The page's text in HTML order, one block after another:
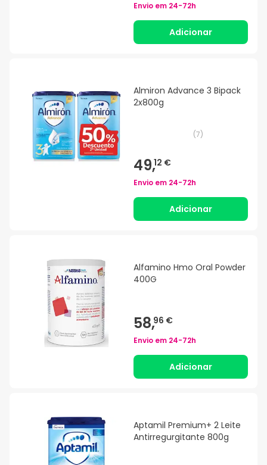
Envio em 24-72h
Adicionar
Almiron Advance 3 Bipack
2x800g
(7)
49,12 €
Envio em 24-72h
Adicionar
Alfamino Hmo Oral Powder
400G
58,96 €
Envio em 24-72h
Adicionar
Aptamil Premium+ 2 Leite
Antirregurgitante 800g